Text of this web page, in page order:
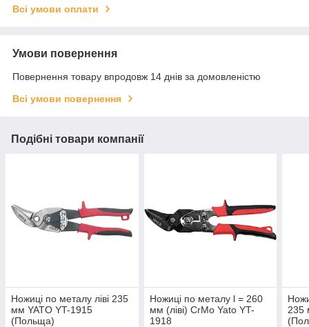
Всі умови оплати
Умови повернення
Повернення товару впродовж 14 днів за домовленістю
Всі умови повернення
Подібні товари компанії
Ножиці по металу ліві 235
мм YATO YT-1915
(Польща)
Ножиці по металу l = 260
мм (ліві) CrMo Yato YT-
1918
235